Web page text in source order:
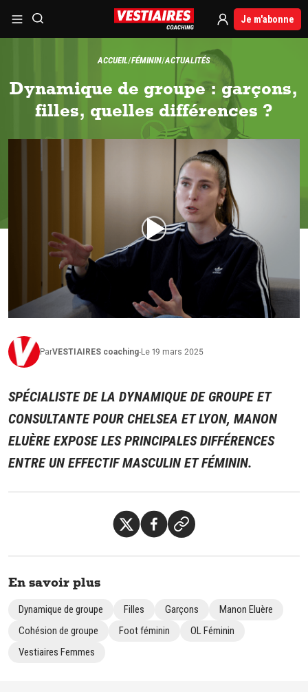
Je m'abonne
ACCUEIL FÉMININ ACTUALITÉS
Dynamique de groupe : garçons,
filles, quelles différences ?
ParVESTIAIRES coaching-Le 19 mars 2025
SPÉCIALISTE DE LA DYNAMIQUE DE GROUPE ET
CONSULTANTE POUR CHELSEA ET LYON, MANON
ELUÈRE EXPOSE LES PRINCIPALES DIFFÉRENCES
ENTRE UN EFFECTIF MASCULIN ET FÉMININ.
En savoir plus
Dynamique de groupe Filles Garçons
Manon Eluère
Cohésion de groupe
Foot féminin
OL Féminin
Vestiaires Femmes